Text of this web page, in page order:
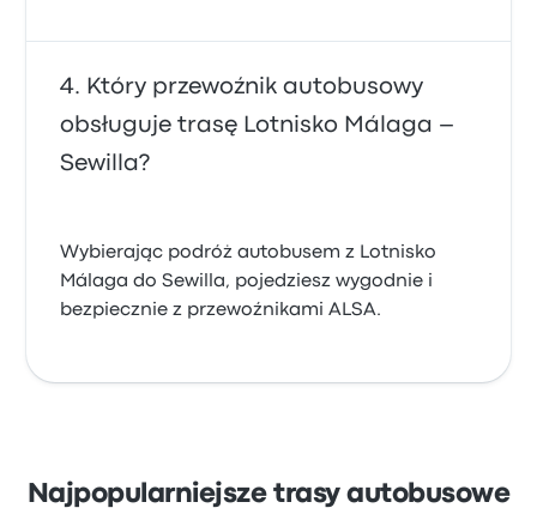
Który przewoźnik autobusowy
obsługuje trasę Lotnisko Málaga –
Sewilla?
Wybierając podróż autobusem z Lotnisko
Málaga do Sewilla, pojedziesz wygodnie i
bezpiecznie z przewoźnikami ALSA.
Najpopularniejsze trasy autobusowe